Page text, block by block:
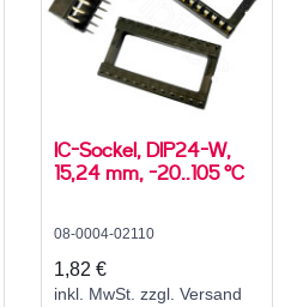
IC-Sockel, DIP24-W,
15,24 mm, -20..105 °C
08-0004-02110
1,82 €
inkl. MwSt. zzgl. Versand